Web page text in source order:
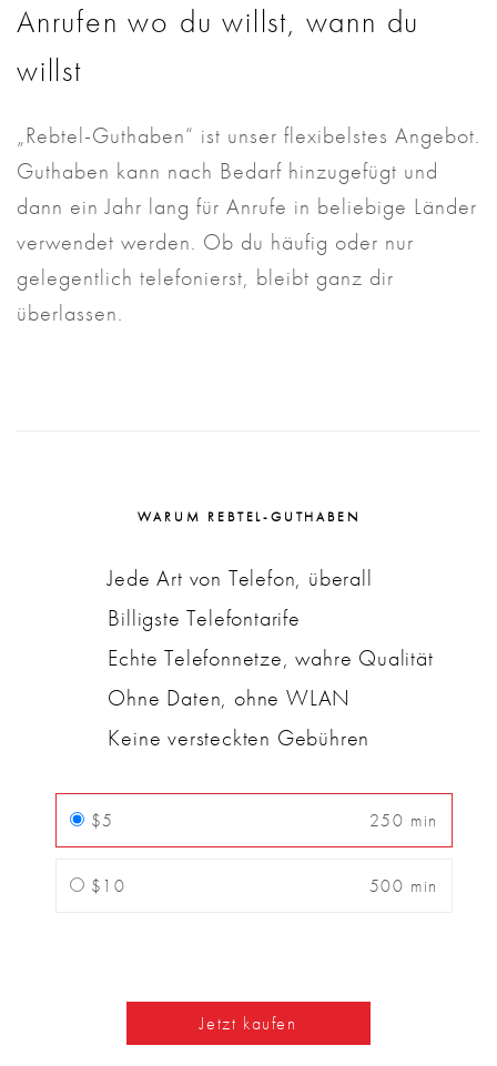
Anrufen wo du willst, wann du
willst
„Rebtel-Guthaben“ ist unser flexibelstes Angebot.
Guthaben kann nach Bedarf hinzugefügt und
dann ein Jahr lang für Anrufe in beliebige Länder
verwendet werden. Ob du häufig oder nur
gelegentlich telefonierst, bleibt ganz dir
überlassen.
WARUM REBTEL-GUTHABEN
Jede Art von Telefon, überall
Billigste Telefontarife
Echte Telefonnetze, wahre Qualität
Ohne Daten, ohne WLAN
Keine versteckten Gebühren
$5 250 min
$10 500 min
Jetzt kaufen